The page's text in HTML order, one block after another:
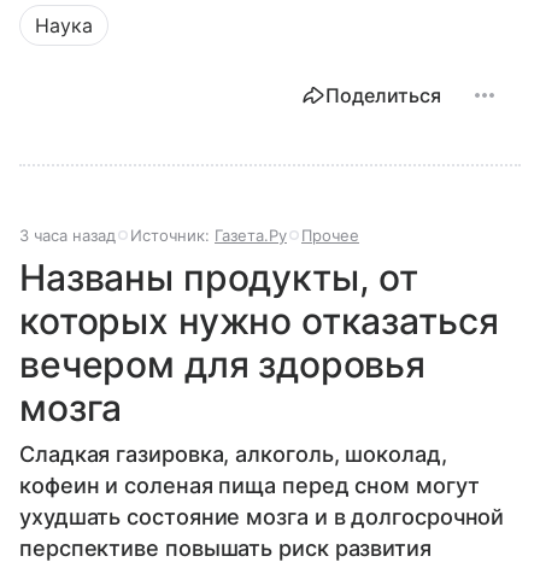
Наука
Поделиться
3 часа назад Источник: Газета.Ру Прочее
Названы продукты, от
которых нужно отказаться
вечером для здоровья
мозга
Сладкая газировка, алкоголь, шоколад,
кофеин и соленая пища перед сном могут
ухудшать состояние мозга и в долгосрочной
перспективе повышать риск развития